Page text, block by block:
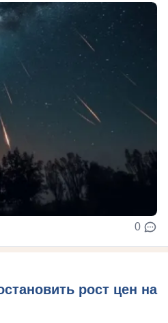
0
рост цен на